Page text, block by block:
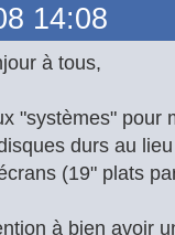
14:08
à tous,
"systèmes" pour
durs au
(19" plats
à bien avoir